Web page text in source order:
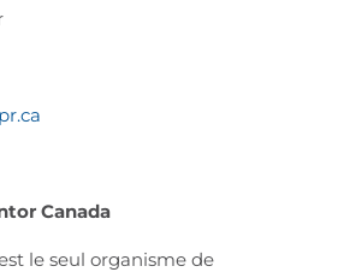
Canada
le seul organisme de